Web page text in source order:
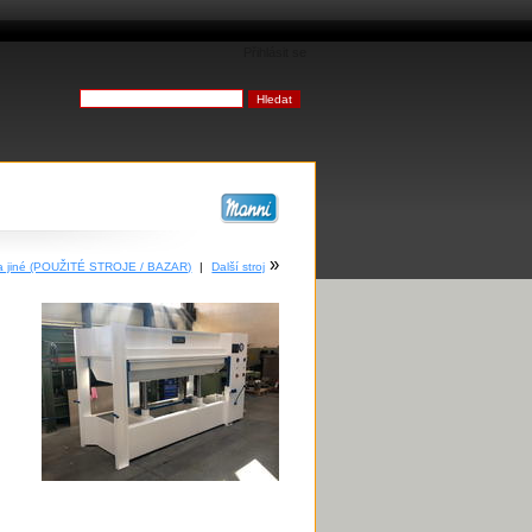
jiné (POUŽITÉ STROJE / BAZAR) | Další stroj »